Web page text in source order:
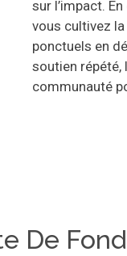
sur l’impact.
vous cultivez
ponctuels en
soutien répété,
communauté
De